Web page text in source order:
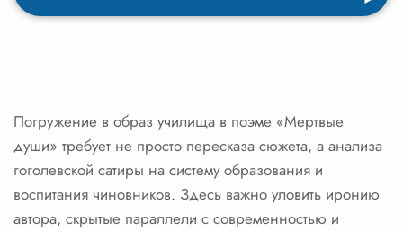
Погружение в образ училища в поэме «Мертвые
души» требует не просто пересказа сюжета, а анализа
гоголевской сатиры на систему образования и
воспитания чиновников. Здесь важно уловить иронию
автора, скрытые параллели с современностью и